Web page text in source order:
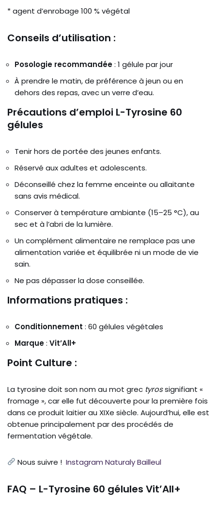
* agent d’enrobage 100 % végétal
Conseils d’utilisation :
Posologie recommandée: 1 gélule par jour
À prendre le matin, de préférence à jeun ou en
dehors des repas, avec un verre d’eau.
Précautions d’emploi L-Tyrosine 60
gélules
Tenir hors de portée des jeunes enfants.
Réservé aux adultes et adolescents.
Déconseillé chez la femme enceinte ou allaitante
sans avis médical.
Conserver à température ambiante (15–25 °C), au
sec et à l’abri de la lumière.
Un complément alimentaire ne remplace pas une
alimentation variée et équilibrée ni un mode de vie
sain.
Ne pas dépasser la dose conseillée.
Informations pratiques :
Conditionnement : 60 gélules végétales
Marque: Vit’All+
Point Culture :
La tyrosine doit son nom au mot grec tyrossignifiant «
fromage », car elle fut découverte pour la première fois
dans ce produit laitier au XIXe siècle. Aujourd’hui, elle est
obtenue principalement par des procédés de
fermentation végétale.
Nous suivre ! Instagram Naturaly Bailleul
FAQ – L-Tyrosine 60 gélules Vit’All+